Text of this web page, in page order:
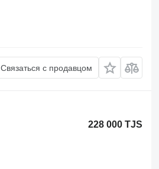
Связаться с продавцом
228 000 TJS